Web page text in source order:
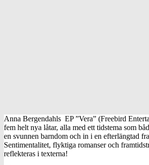
Anna Bergendahls EP ”Vera” (Freebird
fem helt nya låtar, alla med ett tidstema som
en svunnen barndom och in i en efterlängtad
Sentimentalitet, flyktiga romanser och
reflekteras i texterna!